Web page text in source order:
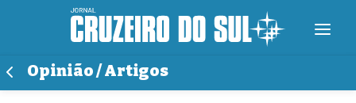
Opinião / Artigos